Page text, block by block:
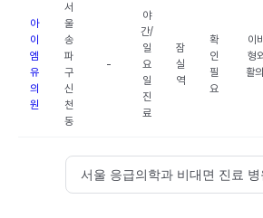
아
이
엠
유
의
원
서
울
송
파
구
신
천
동
-
야
간/
일
요
일
진
료
잠
실
역
확
인
필
요
이
형
활
서울 응급의학과 비대면 진료 병